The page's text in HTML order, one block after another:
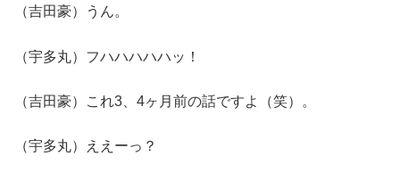
（吉田豪）うん。
（宇多丸）フハハハハハッ！
（吉田豪）これ3、4ヶ月前の話ですよ（笑）。
（宇多丸）ええーっ？